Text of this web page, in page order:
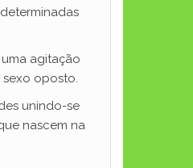
agitação
sexo oposto.
unindo-se
nascem na